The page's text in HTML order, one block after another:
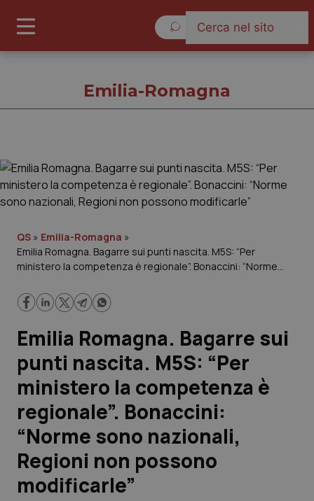
Cronache
Governo e Parlamento
Regioni e Asl
Lavoro e Professioni
Scienza e Farmaci
Studi e Analisi
Lettere al direttore
Edizioni Regionali
QS Pro
Emilia-Romagna
QS » Emilia-Romagna »
Emilia Romagna. Bagarre sui punti nascita. M5S: “Per
ministero la competenza è regionale”. Bonaccini: “Norme
Emilia Romagna. Bagarre sui
punti nascita. M5S: “Per
ministero la competenza è
regionale”. Bonaccini:
“Norme sono nazionali,
Regioni non possono
modificarle”